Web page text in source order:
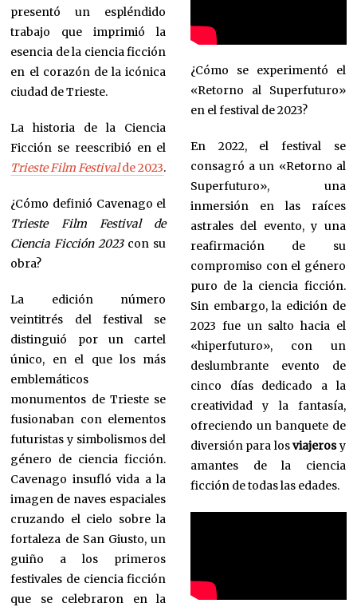
presentó un espléndido
trabajo que imprimió la
esencia de la ciencia ficción
en el corazón de la icónica
ciudad de Trieste.
La historia de la Ciencia
Ficción se reescribió en el
Trieste Film Festivalde 2023.
¿Cómo definió Cavenago el
Trieste Film Festival de
Ciencia Ficción 2023con su
obra?
La edición número
veintitrés del festival se
distinguió por un cartel
único, en el que los más
emblemáticos
monumentos de Trieste se
fusionaban con elementos
futuristas y simbolismos del
género de ciencia ficción.
Cavenago insufló vida a la
imagen de naves espaciales
cruzando el cielo sobre la
fortaleza de San Giusto, un
guiño a los primeros
festivales de ciencia ficción
que se celebraron en la
¿Cómo se experimentó el
«Retorno al Superfuturo»
en el festival de 2023?
En 2022, el festival se
consagró a un «Retorno al
Superfuturo», una
inmersión en las raíces
astrales del evento, y una
reafirmación de su
compromiso con el género
puro de la ciencia ficción.
Sin embargo, la edición de
2023 fue un salto hacia el
«hiperfuturo», con un
deslumbrante evento de
cinco días dedicado a la
creatividad y la fantasía,
ofreciendo un banquete de
diversión para losviajerosy
amantes de la ciencia
ficción de todas las edades.